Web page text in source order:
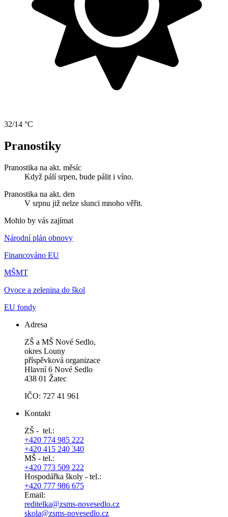
32/14 °C
Pranostiky
Pranostika na akt. měsíc
Když pálí srpen, bude pálit i víno.
Pranostika na akt. den
V srpnu již nelze slunci mnoho věřit.
Mohlo by vás zajímat
Národní plán obnovy
Financováno EU
MŠMT
Ovoce a zelenina do škol
EU fondy
Adresa
ZŠ a MŠ Nové Sedlo,
okres Louny
příspěvková organizace
Hlavní 6 Nové Sedlo
438 01 Žatec
IČO: 727 41 961
Kontakt
ZŠ - tel.:
+420 774 985 222
+420 415 240 340
MŠ - tel.:
+420 773 509 222
Hospodářka školy - tel.:
+420 777 986 675
Email:
reditelka@zsms-novesedlo.cz
skola@zsms-novesedlo.cz